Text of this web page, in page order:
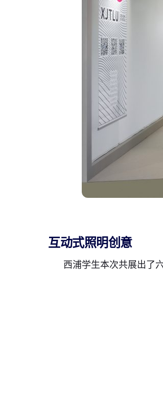
互动式照明创意
西浦学生本次共展出了